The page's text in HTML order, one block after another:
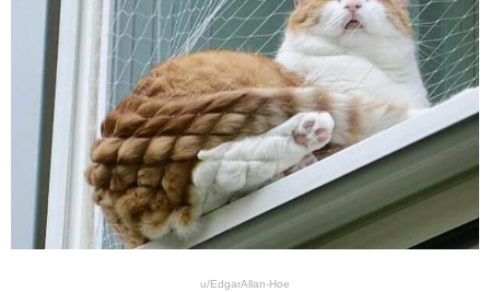
u/EdgarAllan-Hoe